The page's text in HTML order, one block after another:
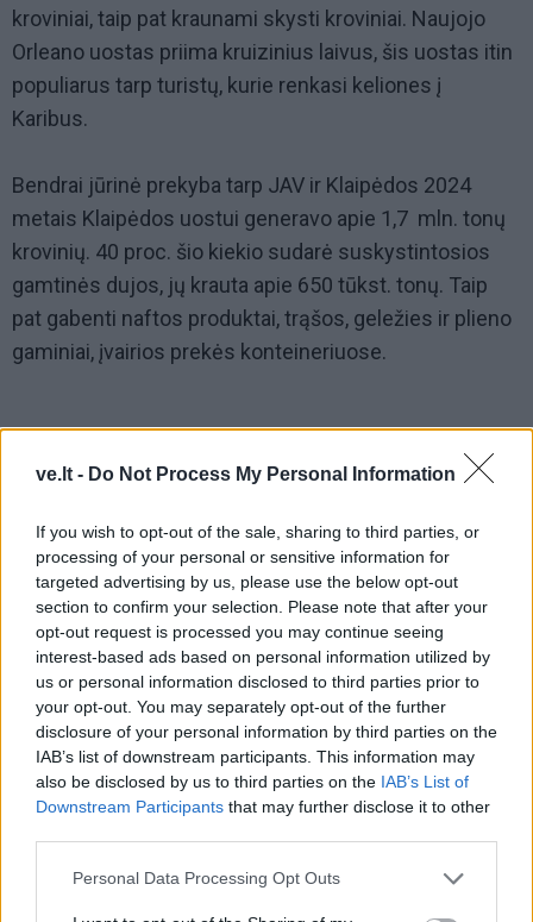
ve.lt - Do Not Process My Personal Information
If you wish to opt-out of the sale, sharing to third parties, or
processing of your personal or sensitive information for
targeted advertising by us, please use the below opt-out
section to confirm your selection. Please note that after your
opt-out request is processed you may continue seeing
interest-based ads based on personal information utilized by
us or personal information disclosed to third parties prior to
your opt-out. You may separately opt-out of the further
disclosure of your personal information by third parties on the
IAB’s list of downstream participants. This information may
also be disclosed by us to third parties on the IAB’s List of
Downstream Participants that may further disclose it to other
Personal Data Processing Opt Outs
kroviniai, taip pat kraunami skysti kroviniai. Naujojo
Orleano uostas priima kruizinius laivus, šis uostas itin
populiarus tarp turistų, kurie renkasi keliones į
Karibus.
Bendrai jūrinė prekyba tarp JAV ir Klaipėdos 2024
metais Klaipėdos uostui generavo apie 1,7 mln. tonų
krovinių. 40 proc. šio kiekio sudarė suskystintosios
gamtinės dujos, jų krauta apie 650 tūkst. tonų. Taip
pat gabenti naftos produktai, trąšos, geležies ir plieno
gaminiai, įvairios prekės konteineriuose.
Nuo 2022 metų kovo pabaigos konteinerinės laivybos
linija, tiesiogine jungtimi sujungusi Klaipėdos uostą ir
JAV, kartu perdėliojo ir pagrindinių uosto prekybos
pagrindinių trijų Klaipėdos uosto partnerių pagal